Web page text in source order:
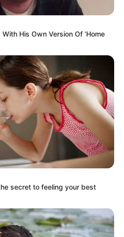
a este
cuando era
milagro
LUIS ALFREDO GARAVITO
Luis Alfredo Garavito será
cremado en Valledupar
VALLEDUPAR
His Own Version Of ‘Home
secret to feeling your best